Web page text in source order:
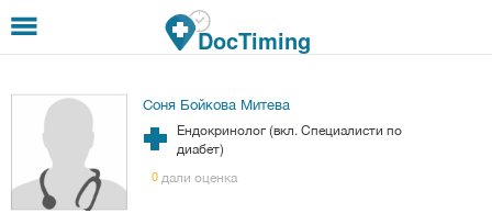
Премини към основното съдържание
DocTiming
Соня Бойкова Митева
Ендокринолог (вкл. Специалисти по
диабет)
0 дали оценка